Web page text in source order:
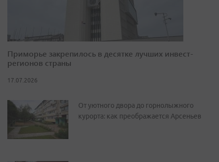
Приморье закрепилось в десятке лучших инвест-
регионов страны
17.07.2026
От уютного двора до горнолыжного
курорта: как преображается Арсеньев